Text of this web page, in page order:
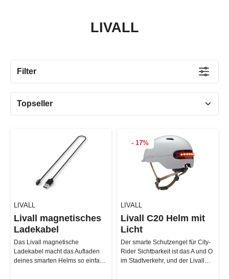
LIVALL
Filter
LIVALL
Livall magnetisches
Ladekabel
Das Livall magnetische
Ladekabel macht das Aufladen
deines smarten Helms so einfach
- 17%
LIVALL
Livall C20 Helm mit
Licht
Der smarte Schutzengel für City-
Rider Sichtbarkeit ist das A und O
im Stadtverkehr, und der Livall